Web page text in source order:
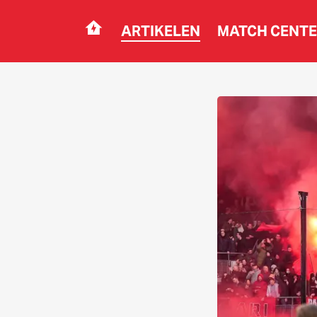
Navigation ARTIKELEN MATCH